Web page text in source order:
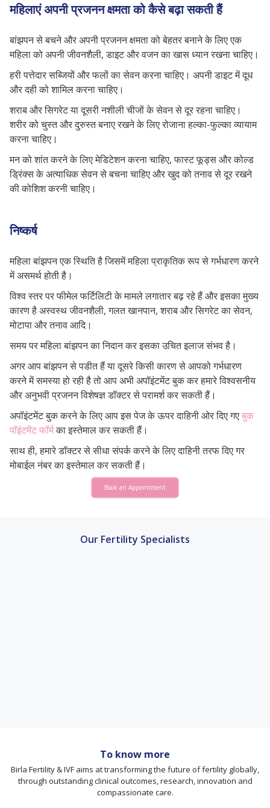
महिलाएं अपनी प्रजनन क्षमता को कैसे बढ़ा सकती हैं
बांझपन से बचने और अपनी प्रजनन क्षमता को बेहतर बनाने के लिए एक
महिला को अपनी जीवनशैली, डाइट और वजन का खास ध्यान रखना चाहिए।
हरी पत्तेदार सब्जियों और फलों का सेवन करना चाहिए। अपनी डाइट में दूध
और दही को शामिल करना चाहिए।
शराब और सिगरेट या दूसरी नशीली चीजों के सेवन से दूर रहना चाहिए।
शरीर को चुस्त और दुरुस्त बनाए रखने के लिए रोजाना हल्का-फुल्का व्यायाम
करना चाहिए।
मन को शांत करने के लिए मेडिटेशन करना चाहिए, फास्ट फूड्स और कोल्ड
ड्रिंक्स के अत्याधिक सेवन से बचना चाहिए और खुद को तनाव से दूर रखने
की कोशिश करनी चाहिए।
निष्कर्ष
महिला बांझपन एक स्थिति है जिसमें महिला प्राकृतिक रूप से गर्भधारण करने
में असमर्थ होती है।
विश्व स्तर पर फीमेल फर्टिलिटी के मामले लगातार बढ़ रहे हैं और इसका मुख्य
कारण है अस्वस्थ जीवनशैली, गलत खानपान, शराब और सिगरेट का सेवन,
मोटापा और तनाव आदि।
समय पर महिला बांझपन का निदान कर इसका उचित इलाज संभव है।
अगर आप बांझपन से पडीत हैं या दूसरे किसी कारण से आपको गर्भधारण
करने में समस्या हो रही है तो आप अभी अपॉइंटमेंट बुक कर हमारे विश्वसनीय
और अनुभवी प्रजनन विशेषज्ञ डॉक्टर से परामर्श कर सकती हैं।
अपॉइंटमेंट बुक करने के लिए आप इस पेज के ऊपर दाहिनी ओर दिए गएबुक
पॉइंटमेंट फॉर्मका इस्तेमाल कर सकती हैं।
साथ ही, हमारे डॉक्टर से सीधा संपर्क करने के लिए दाहिनी तरफ दिए गर
मोबाईल नंबर का इस्तेमाल कर सकती हैं।
Book an Appointment
Our Fertility Specialists
To know more
Birla Fertility & IVF aims at transforming the future of fertility globally,
through outstanding clinical outcomes, research, innovation and
compassionate care.